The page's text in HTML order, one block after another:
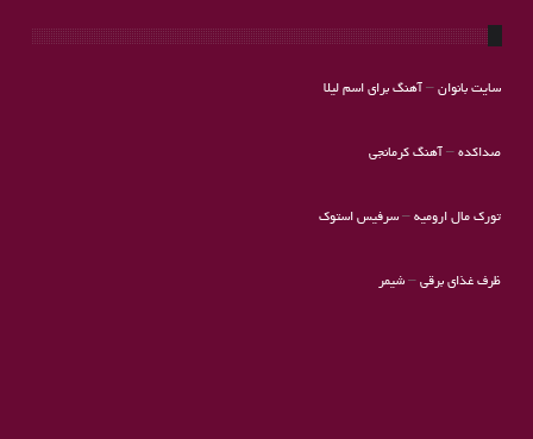
سایت بانوان– آهنگ برای اسم لیلا
صداکده– آهنگ کرمانجی
تورک مال ارومیه–سرفیس استوک
ظرف غذای برقی– شیمر